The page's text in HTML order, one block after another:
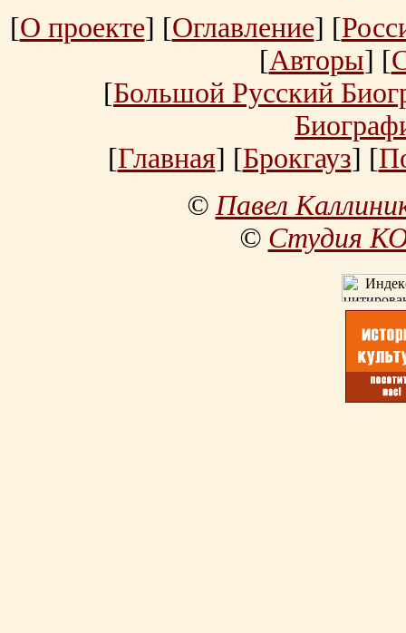
[О проекте] [Оглавление] [
[Авторы] [
[Большой Русский
[Главная] [Брокгауз] [
©Павел
© Студия